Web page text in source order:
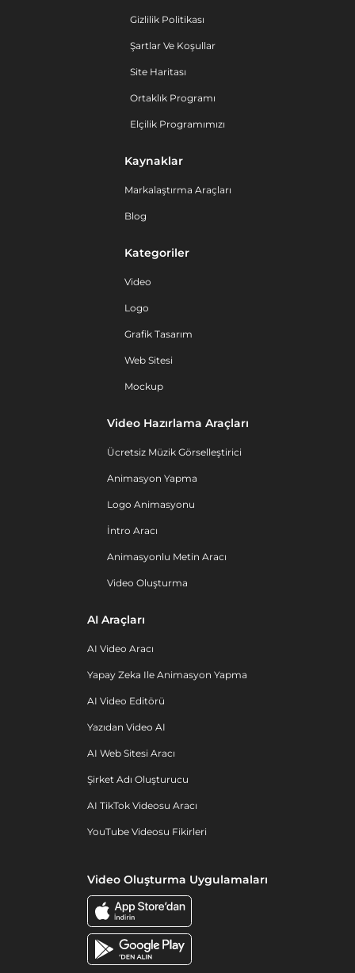
Gizlilik Politikası
Şartlar Ve Koşullar
Site Haritası
Ortaklık Programı
Elçilik Programımızı
Kaynaklar
Markalaştırma Araçları
Blog
Kategoriler
Video
Logo
Grafik Tasarım
Web Sitesi
Mockup
Video Hazırlama Araçları
Ücretsiz Müzik Görselleştirici
Animasyon Yapma
Logo Animasyonu
İntro Aracı
Animasyonlu Metin Aracı
Video Oluşturma
AI Araçları
AI Video Aracı
Yapay Zeka Ile Animasyon Yapma
AI Video Editörü
Yazıdan Video AI
AI Web Sitesi Aracı
Şirket Adı Oluşturucu
AI TikTok Videosu Aracı
YouTube Videosu Fikirleri
Video Oluşturma Uygulamaları